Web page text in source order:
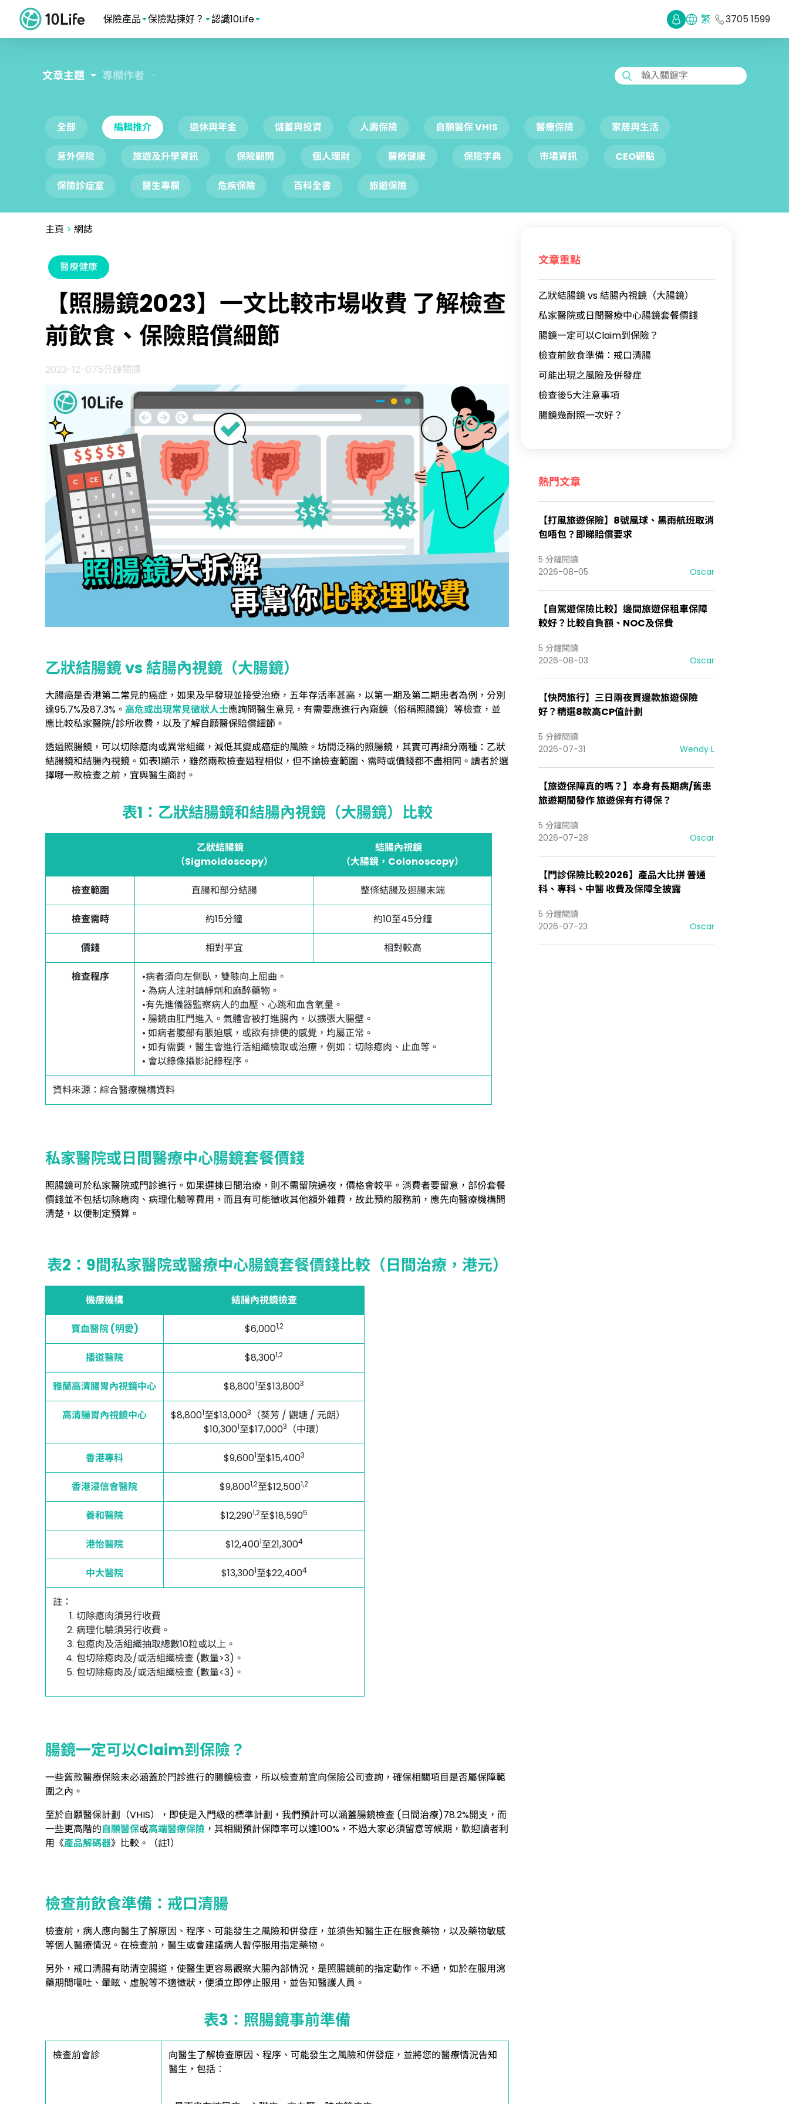
保險產品 保險點揀好？ 認識10Life 繁 3705 1599
文章主題 專欄作者 輸入關鍵字
全部 編輯推介 退休與年金 儲蓄與投資 人壽保險 自願醫保 VHIS 醫療保險 家居與生活
意外保險 旅遊及升學資訊 保險顧問 個人理財 醫療健康 保險字典 市場資訊 CEO觀點
保險診症室 醫生專欄 危疾保險 百科全書 旅遊保險
主頁 > 網誌
醫療健康
【照腸鏡2023】一文比較市場收費 了解檢查
前飲食、保險賠償細節
2023-12-075分鐘閱讀
乙狀結腸鏡 vs 結腸內視鏡（大腸鏡）
大腸癌是香港第二常見的癌症，如果及早發現並接受治療，五年存活率甚高，以第一期及第二期患者為例，分別
達95.7%及87.3%。 高危或出現常見徵狀人士應詢問醫生意見，有需要應進行內窺鏡（俗稱照腸鏡）等檢查，並
應比較私家醫院/診所收費，以及了解自願醫保賠償細節。
透過照腸鏡，可以切除瘜肉或異常組織，減低其變成癌症的風險。坊間泛稱的照腸鏡，其實可再細分兩種：乙狀
結腸鏡和結腸內視鏡。如表1顯示，雖然兩款檢查過程相似，但不論檢查範圍、需時或價錢都不盡相同。讀者於選
擇哪一款檢查之前，宜與醫生商討。
表1：乙狀結腸鏡和結腸內視鏡（大腸鏡）比較
乙狀結腸鏡
（Sigmoidoscopy）
結腸內視鏡
（大腸鏡，Colonoscopy）
檢查範圍 直腸和部分結腸 整條結腸及迴腸末端
檢查需時 約15分鐘 約10至45分鐘
價錢 相對平宜 相對較高
檢查程序
•病者須向左側臥，雙膝向上屈曲。
• 為病人注射鎮靜劑和麻醉藥物。
•有先進儀器監察病人的血壓、心跳和血含氧量。
• 腸鏡由肛門進入。氣體會被打進腸內，以擴張大腸壁。
• 如病者腹部有脹迫感，或欲有排便的感覺，均屬正常。
• 如有需要，醫生會進行活組織檢取或治療，例如︰切除瘜肉、止血等。
• 會以錄像攝影記錄程序。
資料來源：綜合醫療機構資料
私家醫院或日間醫療中心腸鏡套餐價錢
照腸鏡可於私家醫院或門診進行。如果選揀日間治療，則不需留院過夜，價格會較平。消費者要留意，部份套餐
價錢並不包括切除瘜肉、病理化驗等費用，而且有可能徵收其他額外雜費，故此預約服務前，應先向醫療機構問
清楚，以便制定預算。
表2：9間私家醫院或醫療中心腸鏡套餐價錢比較（日間治療，港元）
機療機構 結腸內視鏡檢查
寶血醫院 (明愛) $6,0001,2
播道醫院 $8,3001,2
雅蘭高清腸胃內視鏡中心 $8,8001至$13,8003
高清腸胃內視鏡中心 $8,8001至$13,0003
（葵芳 / 觀塘 / 元朗）
$10,3001至$17,0003 （中環）
香港專科 $9,6001至$15,4003
香港浸信會醫院 $9,8001,2至$12,5001,2
養和醫院 $12,2901,2至$18,5905
港怡醫院 $12,4001至21,3004
中大醫院 $13,3001至$22,4004
註：
切除瘜肉須另行收費
病理化驗須另行收費。
包瘜肉及活組織抽取總數10粒或以上。
包切除瘜肉及/或活組織檢查 (數量>3)。
包切除瘜肉及/或活組織檢查 (數量<3)。
腸鏡一定可以Claim到保險？
一些舊款醫療保險未必涵蓋於門診進行的腸鏡檢查，所以檢查前宜向保險公司查詢，確保相關項目是否屬保障範
圍之內。
至於自願醫保計劃（VHIS），即使是入門級的標準計劃，我們預計可以涵蓋腸鏡檢查 (日間治療)78.2%開支，而
一些更高階的自願醫保或高端醫療保險 ，其相關預計保障率可以達100%，不過大家必須留意等候期，歡迎讀者利
用《產品解碼器》比較。（註1）
檢查前飲食準備：戒口清腸
檢查前，病人應向醫生了解原因、程序、可能發生之風險和併發症，並須告知醫生正在服食藥物，以及藥物敏感
等個人醫療情況。在檢查前，醫生或會建議病人暫停服用指定藥物。
另外，戒口清腸有助清空腸道，使醫生更容易觀察大腸內部情況，是照腸鏡前的指定動作。不過，如於在服用瀉
藥期間嘔吐、暈眩、虛脫等不適徵狀，便須立即停止服用，並告知醫護人員。
表3：照腸鏡事前準備
檢查前會診
向醫生了解檢查原因、程序、可能發生之風險和併發症，並將您的醫療情況告知
醫生，包括︰
文章重點
乙狀結腸鏡 vs 結腸內視鏡（大腸鏡）
私家醫院或日間醫療中心腸鏡套餐價錢
腸鏡一定可以Claim到保險？
檢查前飲食準備：戒口清腸
可能出現之風險及併發症
檢查後5大注意事項
腸鏡幾耐照一次好？
熱門文章
【打風旅遊保險】8號風球、黑雨航班取消
包唔包？即睇賠償要求
2026-08-05
5 分鐘閱讀
Oscar
【自駕遊保險比較】邊間旅遊保租車保障
較好？比較自負額、NOC及保費
2026-08-03
5 分鐘閱讀
Oscar
【快閃旅行】三日兩夜買邊款旅遊保險
好？精選8款高CP值計劃
2026-07-31
5 分鐘閱讀
Wendy L
【旅遊保障真的嗎？】本身有長期病/舊患
旅遊期間發作 旅遊保有冇得保？
2026-07-28
5 分鐘閱讀
Oscar
【門診保險比較2026】產品大比拼 普通
科、專科、中醫 收費及保障全披露
2026-07-23
5 分鐘閱讀
Oscar